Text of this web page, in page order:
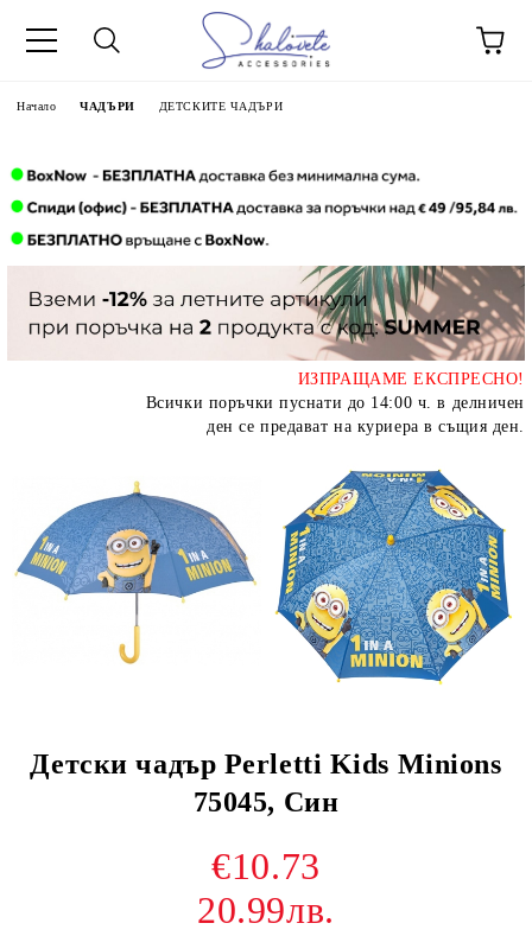
Начало ЧАДЪРИ ДЕТСКИТЕ ЧАДЪРИ
ИЗПРАЩАМЕ ЕКСПРЕСНО!
Всички поръчки пуснати до 14:00 ч. в делничен
ден се предават на куриера в същия ден.
Детски чадър Perletti Kids Minions
75045, Син
€10.73
20.99лв.